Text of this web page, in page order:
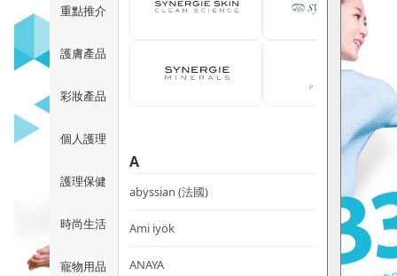
重點推介
護膚產品
彩妝產品
個人護理
護理保健
時尚生活
寵物用品
A
abyssian (法國)
Ami iyök
ANAYA